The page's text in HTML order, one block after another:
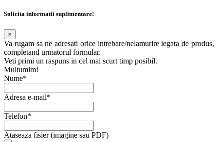
Solicita informatii suplimentare!
×
Va rugam sa ne adresati orice intrebare/nelamurire legata de produs,
completand urmatorul formular.
Veti primi un raspuns in cel mai scurt timp posibil.
Multumim!
Nume*
Adresa e-mail*
Telefon*
Ataseaza fisier (imagine sau PDF)